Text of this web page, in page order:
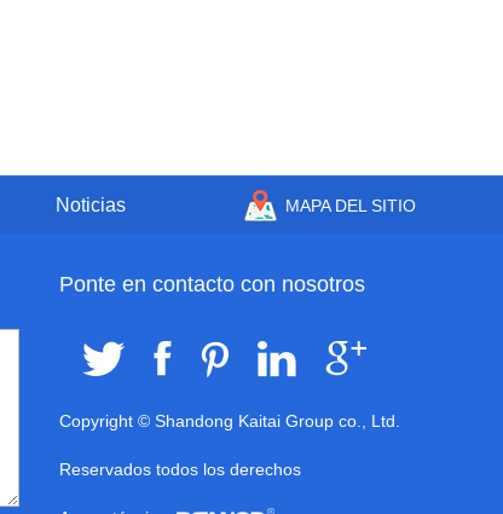
Noticias MAPA DEL SITIO
Ponte en contacto con nosotros
Copyright © Shandong Kaitai Group co., Ltd.
Reservados todos los derechos